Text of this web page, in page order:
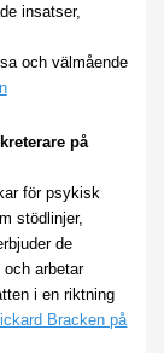
insatser,
och välmående
på
för psykisk
stödlinjer,
de
arbetar
i en riktning
Bracken på